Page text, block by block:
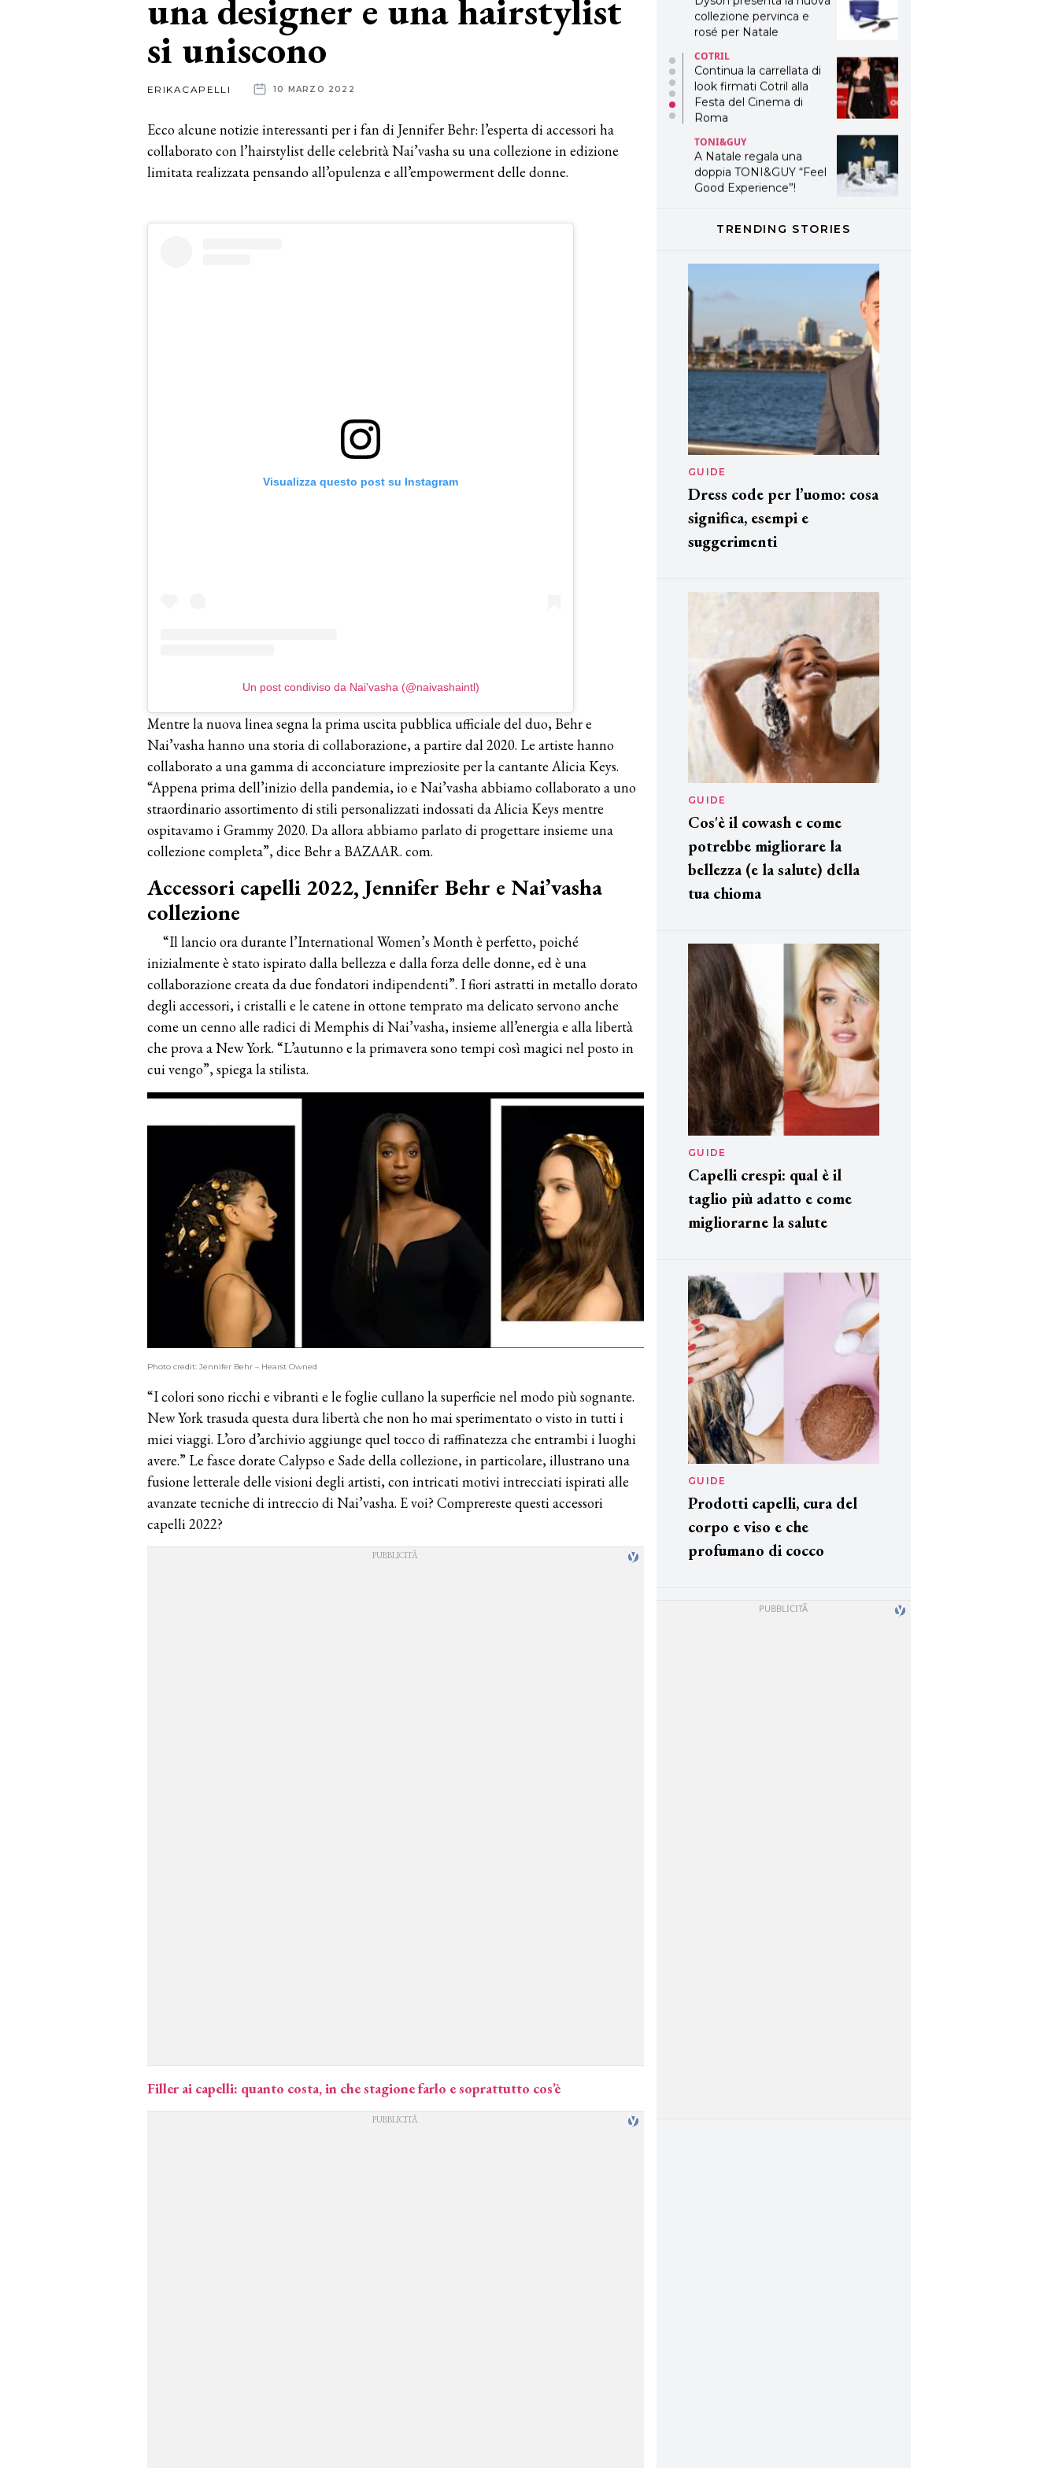
una designer e una hairstylist
si uniscono
ERIKACAPELLI 10 MARZO 2022
Ecco alcune notizie interessanti per i fan di Jennifer Behr: l’esperta di accessori ha
collaborato con l’hairstylist delle celebrità Nai’vasha su una collezione in edizione
limitata realizzata pensando all’opulenza e all’empowerment delle donne.
Visualizza questo post su Instagram
Un post condiviso da Nai'vasha (@naivashaintl)
Mentre la nuova linea segna la prima uscita pubblica ufficiale del duo, Behr e
Nai’vasha hanno una storia di collaborazione, a partire dal 2020. Le artiste hanno
collaborato a una gamma di acconciature impreziosite per la cantante Alicia Keys.
“Appena prima dell’inizio della pandemia, io e Nai’vasha abbiamo collaborato a uno
straordinario assortimento di stili personalizzati indossati da Alicia Keys mentre
ospitavamo i Grammy 2020. Da allora abbiamo parlato di progettare insieme una
collezione completa”, dice Behr a BAZAAR. com.
Accessori capelli 2022, Jennifer Behr e Nai’vasha
collezione
“Il lancio ora durante l’International Women’s Month è perfetto, poiché
inizialmente è stato ispirato dalla bellezza e dalla forza delle donne, ed è una
collaborazione creata da due fondatori indipendenti”. I fiori astratti in metallo dorato
degli accessori, i cristalli e le catene in ottone temprato ma delicato servono anche
come un cenno alle radici di Memphis di Nai’vasha, insieme all’energia e alla libertà
che prova a New York. “L’autunno e la primavera sono tempi così magici nel posto in
cui vengo”, spiega la stilista.
Photo credit: Jennifer Behr – Hearst Owned
“I colori sono ricchi e vibranti e le foglie cullano la superficie nel modo più sognante.
New York trasuda questa dura libertà che non ho mai sperimentato o visto in tutti i
miei viaggi. L’oro d’archivio aggiunge quel tocco di raffinatezza che entrambi i luoghi
avere.” Le fasce dorate Calypso e Sade della collezione, in particolare, illustrano una
fusione letterale delle visioni degli artisti, con intricati motivi intrecciati ispirati alle
avanzate tecniche di intreccio di Nai’vasha. E voi? Comprereste questi accessori
capelli 2022?
Filler ai capelli: quanto costa, in che stagione farlo e soprattutto cos’è
collezione pervinca e
rosé per Natale
COTRIL
Continua la carrellata di
look firmati Cotril alla
Festa del Cinema di
Roma
TONI&GUY
A Natale regala una
doppia TONI&GUY “Feel
Good Experience”!
LABEL.M lancia la sua
DAVINES
cofanetti beauty preziosi
per un regalo adatto ad
ogni capello
TRENDING STORIES
GUIDE
Dress code per l’uomo: cosa
significa, esempi e
suggerimenti
GUIDE
Cos'è il cowash e come
potrebbe migliorare la
bellezza (e la salute) della
tua chioma
GUIDE
Capelli crespi: qual è il
taglio più adatto e come
migliorarne la salute
GUIDE
Prodotti capelli, cura del
corpo e viso e che
profumano di cocco